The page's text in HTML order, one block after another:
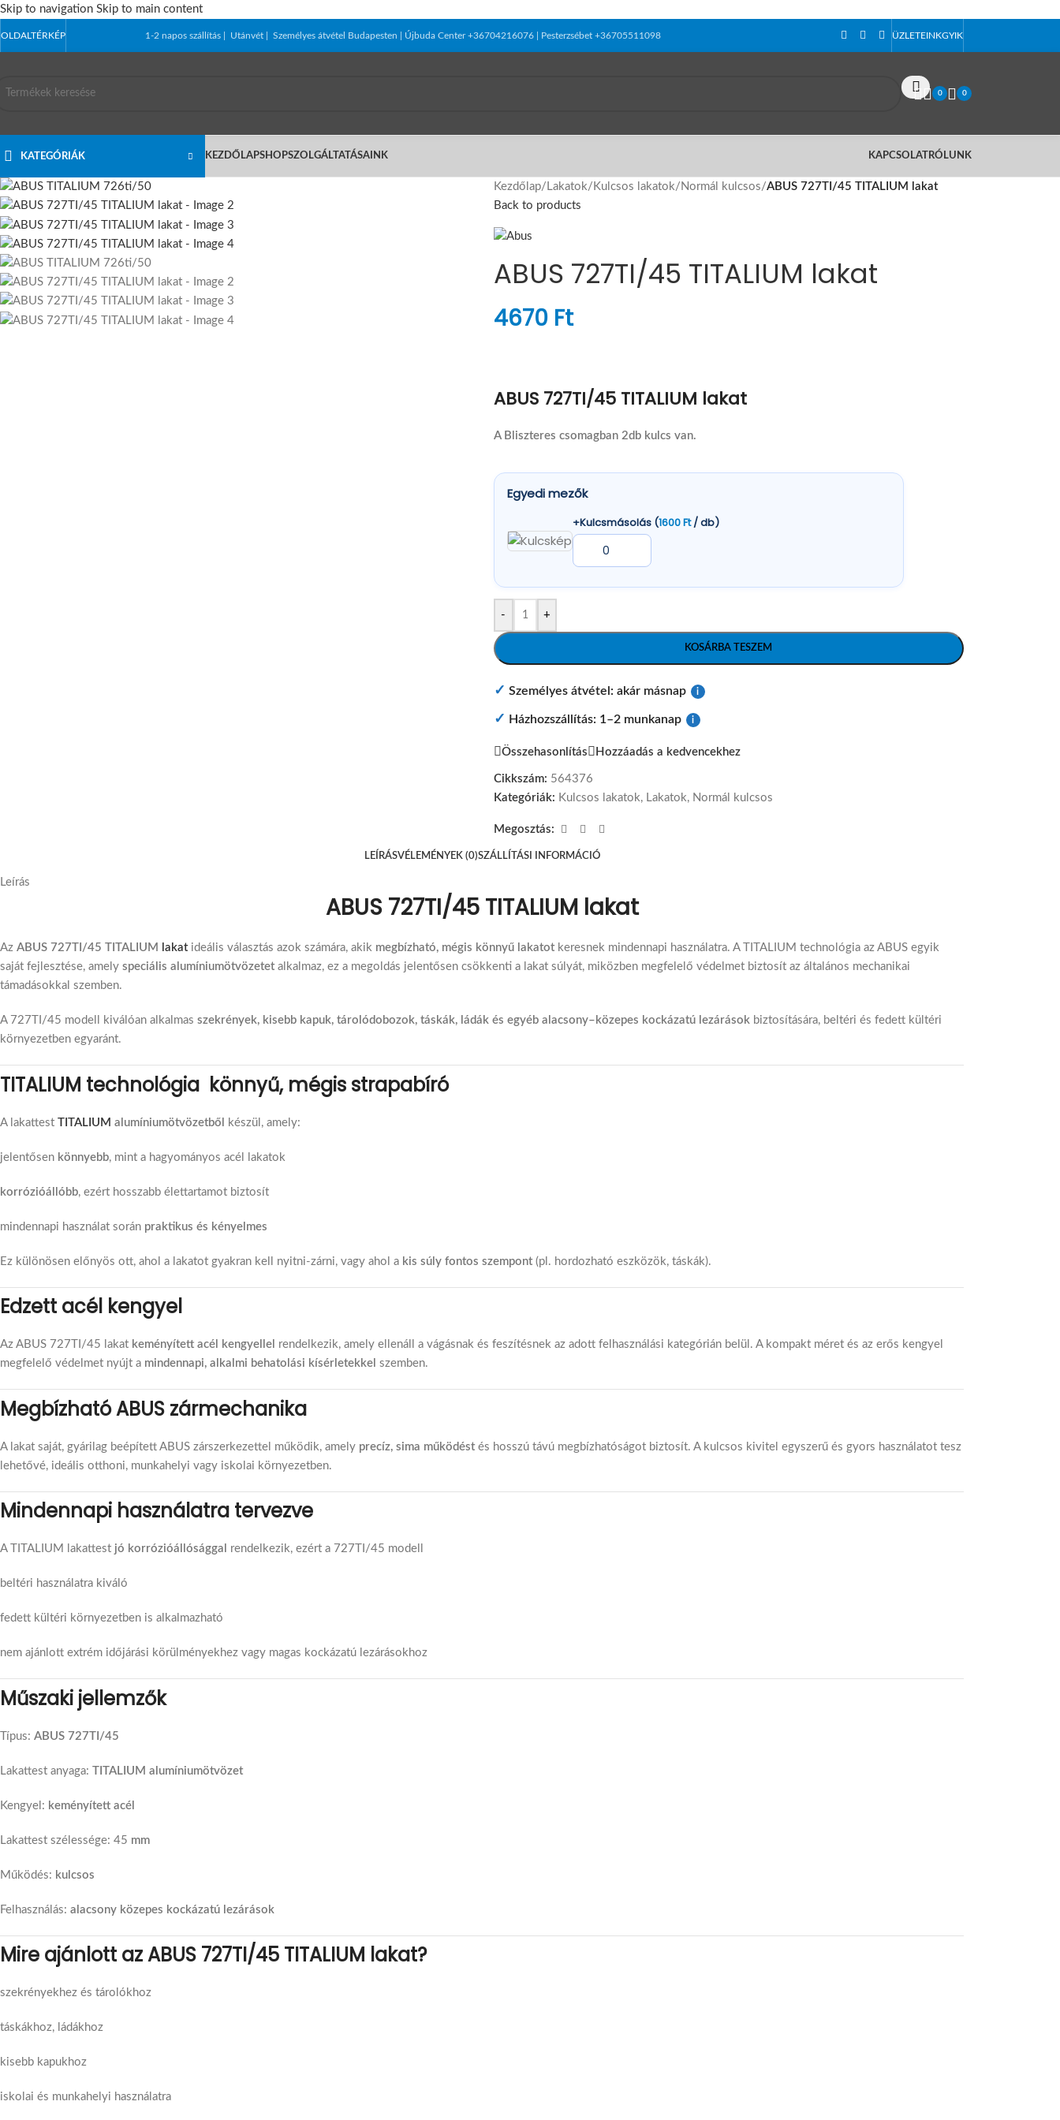
Skip to navigation Skip to main content
OLDALTÉRKÉP 1-2 napos szállítás | Utánvét | Személyes átvétel Budapesten | Újbuda Center +36704216076 | Pesterzsébet +36705511098 ÜZLETEINKGYIK
0 0
KATEGÓRIÁK KEZDŐLAPSHOPSZOLGÁLTATÁSAINK KAPCSOLATRÓLUNK
Kezdőlap/ Lakatok/ Kulcsos lakatok/ Normál kulcsos/ABUS 727TI/45 TITALIUM lakat
Back to products
ABUS 727TI/45 TITALIUM lakat
4670 Ft
ABUS 727TI/45 TITALIUM lakat
A Bliszteres csomagban 2db kulcs van.
Egyedi mezők
+Kulcsmásolás (1600Ft/ db)
- +
KOSÁRBA TESZEM
✓ Személyes átvétel: akár másnap i
✓ Házhozszállítás: 1–2 munkanap i
Összehasonlítás Hozzáadás a kedvencekhez
Cikkszám: 564376
Kategóriák: Kulcsos lakatok, Lakatok, Normál kulcsos
Megosztás:
LEÍRÁSVÉLEMÉNYEK (0)SZÁLLÍTÁSI INFORMÁCIÓ
Leírás
ABUS 727TI/45 TITALIUM lakat
Az ABUS 727TI/45 TITALIUM lakatideális választás azok számára, akik megbízható, mégis könnyű lakatotkeresnek mindennapi használatra. A TITALIUM technológia az ABUS egyik
saját fejlesztése, amely speciális alumíniumötvözetetalkalmaz, ez a megoldás jelentősen csökkenti a lakat súlyát, miközben megfelelő védelmet biztosít az általános mechanikai
támadásokkal szemben.
A 727TI/45 modell kiválóan alkalmas szekrények, kisebb kapuk, tárolódobozok, táskák, ládák és egyéb alacsony–közepes kockázatú lezárások biztosítására, beltéri és fedett kültéri
környezetben egyaránt.
TITALIUM technológia könnyű, mégis strapabíró
A lakattest TITALIUM alumíniumötvözetből készül, amely:
jelentősen könnyebb, mint a hagyományos acél lakatok
korrózióállóbb, ezért hosszabb élettartamot biztosít
mindennapi használat során praktikus és kényelmes
Ez különösen előnyös ott, ahol a lakatot gyakran kell nyitni-zárni, vagy ahol a kis súly fontos szempont(pl. hordozható eszközök, táskák).
Edzett acél kengyel
Az ABUS 727TI/45 lakat keményített acél kengyellel rendelkezik, amely ellenáll a vágásnak és feszítésnek az adott felhasználási kategórián belül. A kompakt méret és az erős kengyel
megfelelő védelmet nyújt a mindennapi, alkalmi behatolási kísérletekkel szemben.
Megbízható ABUS zármechanika
A lakat saját, gyárilag beépített ABUS zárszerkezettel működik, amely precíz, sima működéstés hosszú távú megbízhatóságot biztosít. A kulcsos kivitel egyszerű és gyors használatot tesz
lehetővé, ideális otthoni, munkahelyi vagy iskolai környezetben.
Mindennapi használatra tervezve
A TITALIUM lakattest jó korrózióállósággal rendelkezik, ezért a 727TI/45 modell
beltéri használatra kiváló
fedett kültéri környezetben is alkalmazható
nem ajánlott extrém időjárási körülményekhez vagy magas kockázatú lezárásokhoz
Műszaki jellemzők
Típus: ABUS 727TI/45
Lakattest anyaga: TITALIUM alumíniumötvözet
Kengyel: keményített acél
Lakattest szélessége: 45 mm
Működés: kulcsos
Felhasználás: alacsony közepes kockázatú lezárások
Mire ajánlott az ABUS 727TI/45 TITALIUM lakat?
szekrényekhez és tárolókhoz
táskákhoz, ládákhoz
kisebb kapukhoz
iskolai és munkahelyi használatra